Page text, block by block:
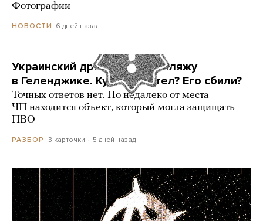
Фотографии
НОВОСТИ 6 дней назад
Украинский дрон попал по пляжу
в Геленджике. Куда он летел? Его сбили?
Точных ответов нет. Но недалеко от места
ЧП находится объект, который могла защищать
ПВО
РАЗБОР 3 карточки 5 дней назад